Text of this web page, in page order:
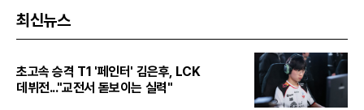
최신뉴스
초고속 승격 T1 '페인터' 김은후, LCK
데뷔전..."교전서 돋보이는 실력"